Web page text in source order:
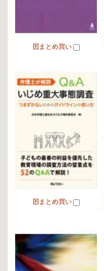
まとめ買い
まとめ買い